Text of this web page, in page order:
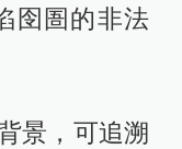
囹圄的非法
景，可追溯